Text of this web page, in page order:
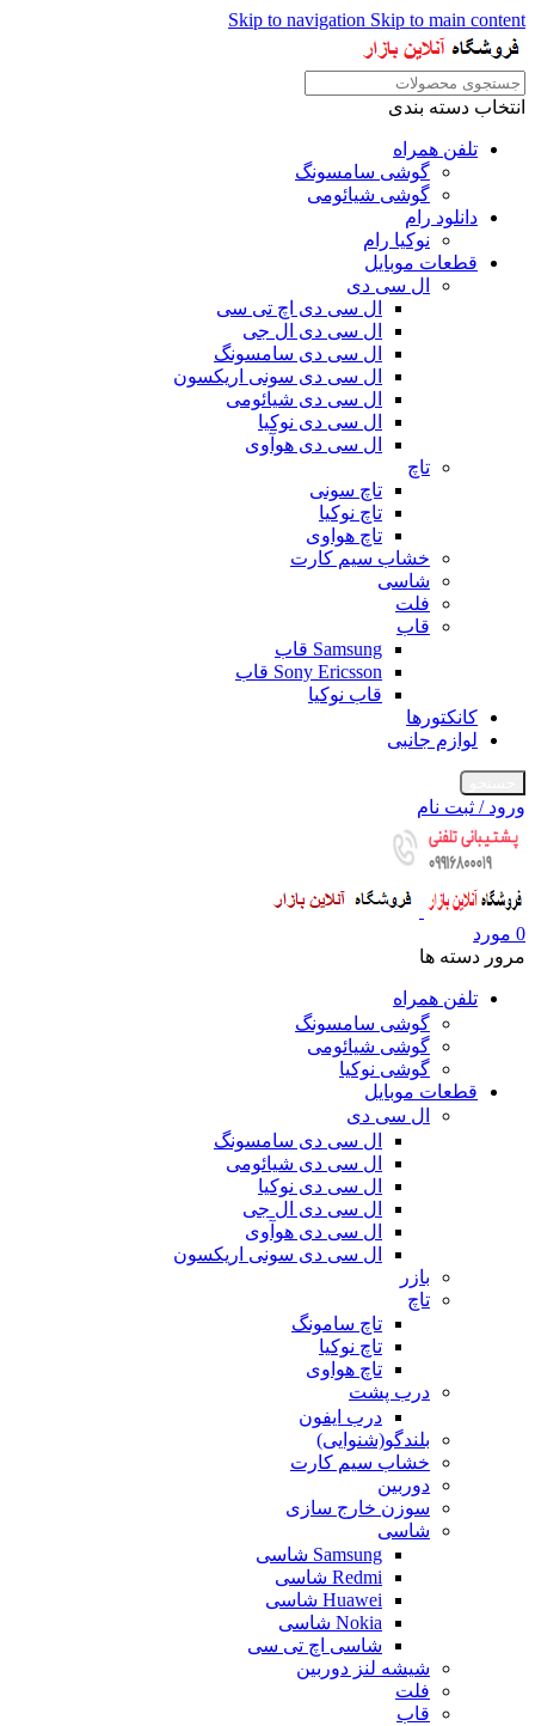
Skip to navigation Skip to main content
انتخاب دسته بندی
تلفن همراه
گوشی سامسونگ
گوشی شیائومی
دانلود رام
نوکیا رام
قطعات موبایل
ال سی دی
ال سی دی اچ تی سی
ال سی دی ال جی
ال سی دی سامسونگ
ال سی دی سونی اریکسون
ال سی دی شیائومی
ال سی دی نوکیا
ال سی دی هوآوی
تاچ
تاچ سونی
تاچ نوکیا
تاچ هواوی
خشاب سیم کارت
شاسی
فلت
قاب
Samsung قاب
Sony Ericsson قاب
قاب نوکیا
کانکتورها
لوازم جانبی
ورود / ثبت نام
0 مورد
مرور دسته ها
تلفن همراه
گوشی سامسونگ
گوشی شیائومی
گوشی نوکیا
قطعات موبایل
ال سی دی
ال سی دی سامسونگ
ال سی دی شیائومی
ال سی دی نوکیا
ال سی دی ال جی
ال سی دی هوآوی
ال سی دی سونی اریکسون
بازر
تاچ
تاچ سامونگ
تاچ نوکیا
تاچ هواوی
درب پشت
درب ایفون
بلندگو(شنوایی)
خشاب سیم کارت
دوربین
سوزن خارج سازی
شاسی
Samsung شاسی
Redmi شاسی
Huawei شاسی
Nokia شاسی
شاسی اچ تی سی
شیشه لنز دوربین
فلت
قاب